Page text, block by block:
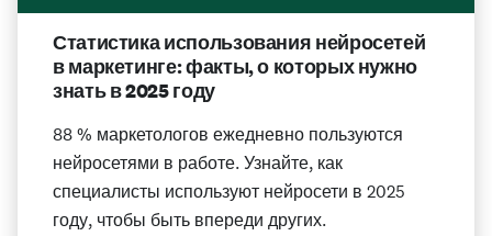
Статистика использования нейросетей
в маркетинге: факты, о которых нужно
знать в 2025 году
88 % маркетологов ежедневно пользуются
нейросетями в работе. Узнайте, как
специалисты используют нейросети в 2025
году, чтобы быть впереди других.